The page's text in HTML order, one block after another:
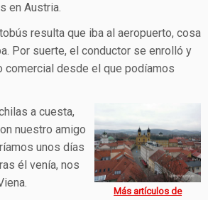
en Austria.
resulta que iba al aeropuerto, cosa
Por suerte, el conductor se enrolló y
comercial desde el que podíamos
Más artículos de
a cuesta,
nuestro amigo
unos días
él venía, nos